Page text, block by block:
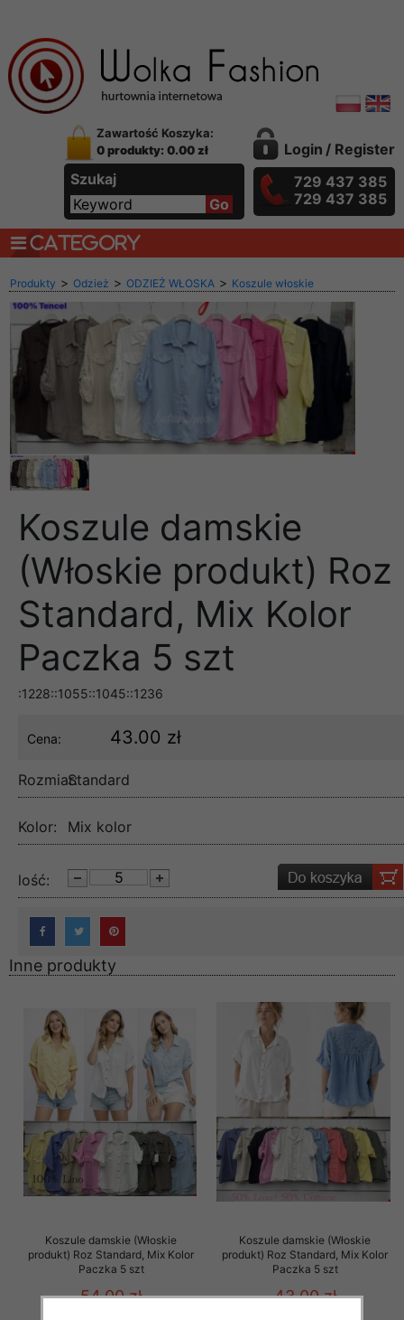
Zawartość Koszyka:
0 produkty: 0.00 zł
Szukaj
Login / Register
729 437 385
729 437 385
CATEGORY
Produkty > Odzież > ODZIEŻ WŁOSKA > Koszule włoskie
Koszule damskie
(Włoskie produkt) Roz
Standard, Mix Kolor
Paczka 5 szt
:1228::1055::1045::1236
Cena: 43.00 zł
Rozmiar:Standard
Kolor: Mix kolor
lość:
Inne produkty
Koszule damskie (Włoskie
produkt) Roz Standard, Mix Kolor
Paczka 5 szt
54.00 zł
Koszule damskie (Włoskie
produkt) Roz Standard, Mix Kolor
Paczka 5 szt
43.00 zł